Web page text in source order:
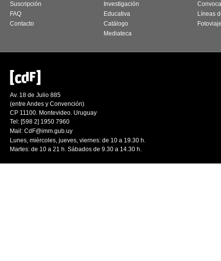
Suscripción
FAQ
Contacto
Investigación
Educativa
Catálogo
Mediateca
Líneas
Av. 18 de Julio 885
(entre Andes y Convención)
CP 11100. Montevideo. Uruguay
Tel: [598 2] 1950 7960
Mail: CdF@imm.gub.uy
Lunes, miércoles, jueves, viernes: de 10 a 19.30 h.
Martes: de 10 a 21 h. Sábados de 9.30 a 14.30 h.